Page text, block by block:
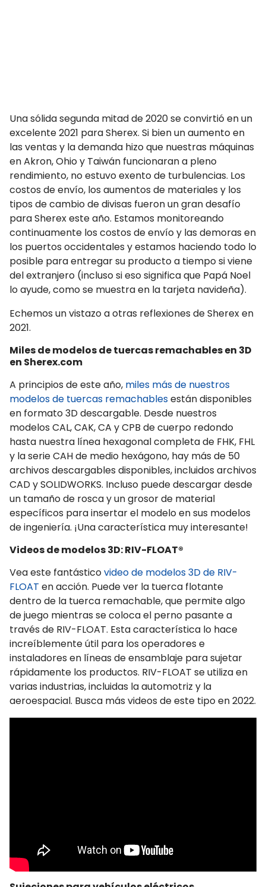
Una sólida segunda mitad de 2020 se convirtió en un
excelente 2021 para Sherex. Si bien un aumento en
las ventas y la demanda hizo que nuestras máquinas
en Akron, Ohio y Taiwán funcionaran a pleno
rendimiento, no estuvo exento de turbulencias. Los
costos de envío, los aumentos de materiales y los
tipos de cambio de divisas fueron un gran desafío
para Sherex este año. Estamos monitoreando
continuamente los costos de envío y las demoras en
los puertos occidentales y estamos haciendo todo lo
posible para entregar su producto a tiempo si viene
del extranjero (incluso si eso significa que Papá Noel
lo ayude, como se muestra en la tarjeta navideña).
Echemos un vistazo a otras reflexiones de Sherex en
2021.
Miles de modelos de tuercas remachables en 3D
en Sherex.com
A principios de este año, miles más de nuestros
modelos de tuercas remachablesestán disponibles
en formato 3D descargable. Desde nuestros
modelos CAL, CAK, CA y CPB de cuerpo redondo
hasta nuestra línea hexagonal completa de FHK, FHL
y la serie CAH de medio hexágono, hay más de 50
archivos descargables disponibles, incluidos archivos
CAD y SOLIDWORKS. Incluso puede descargar desde
un tamaño de rosca y un grosor de material
específicos para insertar el modelo en sus modelos
de ingeniería. ¡Una característica muy interesante!
Videos de modelos 3D: RIV-FLOAT®
Vea este fantásticovideo de modelos 3D de RIV-
FLOAT en acción. Puede ver la tuerca flotante
dentro de la tuerca remachable, que permite algo
de juego mientras se coloca el perno pasante a
través de RIV-FLOAT. Esta característica lo hace
increíblemente útil para los operadores e
instaladores en líneas de ensamblaje para sujetar
rápidamente los productos. RIV-FLOAT se utiliza en
varias industrias, incluidas la automotriz y la
aeroespacial. Busca más videos de este tipo en 2022.